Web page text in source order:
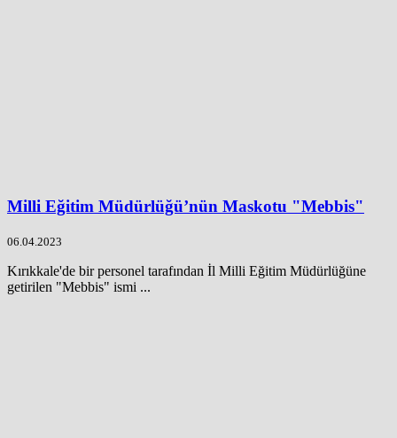
Milli Eğitim Müdürlüğü’nün Maskotu "Mebbis"
06.04.2023
Kırıkkale'de bir personel tarafından İl Milli Eğitim Müdürlüğüne
getirilen "Mebbis" ismi ...